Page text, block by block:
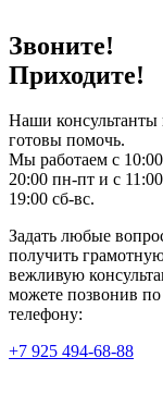
Звоните!
Приходите!
Наши консультанты
готовы помочь.
Мы работаем с
20:00 пн-пт и с
19:00 сб-вс.
Задать любые
получить
вежливую
можете позвонив по
телефону:
+7 925 494-68-88